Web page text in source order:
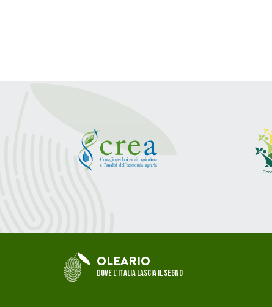
OLEARIO
Dove l'Italia lascia il segno